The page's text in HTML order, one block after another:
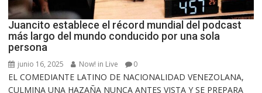
Juancito establece el récord mundial del podcast
más largo del mundo conducido por una sola
persona
junio 16, 2025 Now! in Live 0
EL COMEDIANTE LATINO DE NACIONALIDAD VENEZOLANA,
CULMINA UNA HAZAÑA NUNCA ANTES VISTA Y SE PREPARA